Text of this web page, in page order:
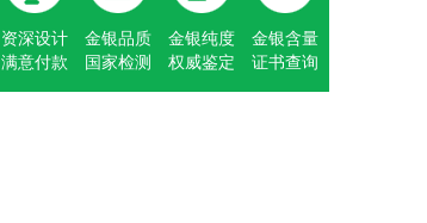
资深设计
满意付款
金银品质
国家检测
金银纯度
权威鉴定
金银含量
证书查询